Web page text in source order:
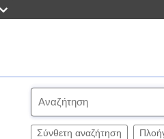
e
Σύνθετη αναζήτηση